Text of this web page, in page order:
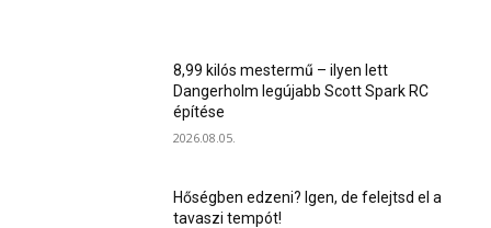
8,99 kilós mestermű – ilyen lett
Dangerholm legújabb Scott Spark RC
építése
2026.08.05.
Hőségben edzeni? Igen, de felejtsd el a
tavaszi tempót!